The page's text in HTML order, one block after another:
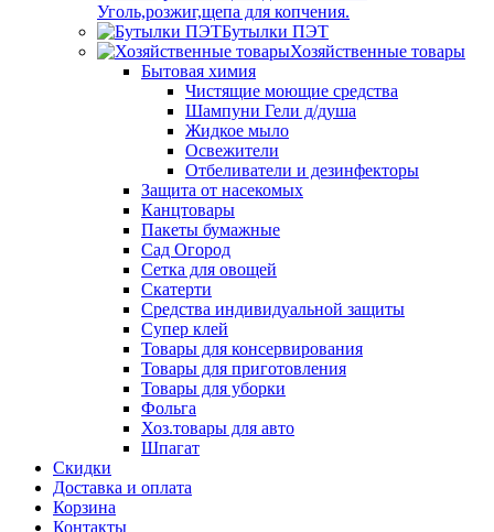
Уголь,розжиг,щепа для копчения.
Бутылки ПЭТ
Хозяйственные товары
Бытовая химия
Чистящие моющие средства
Шампуни Гели д/душа
Жидкое мыло
Освежители
Отбеливатели и дезинфекторы
Защита от насекомых
Канцтовары
Пакеты бумажные
Сад Огород
Сетка для овощей
Скатерти
Средства индивидуальной защиты
Супер клей
Товары для консервирования
Товары для приготовления
Товары для уборки
Фольга
Хоз.товары для авто
Шпагат
Скидки
Доставка и оплата
Корзина
Контакты